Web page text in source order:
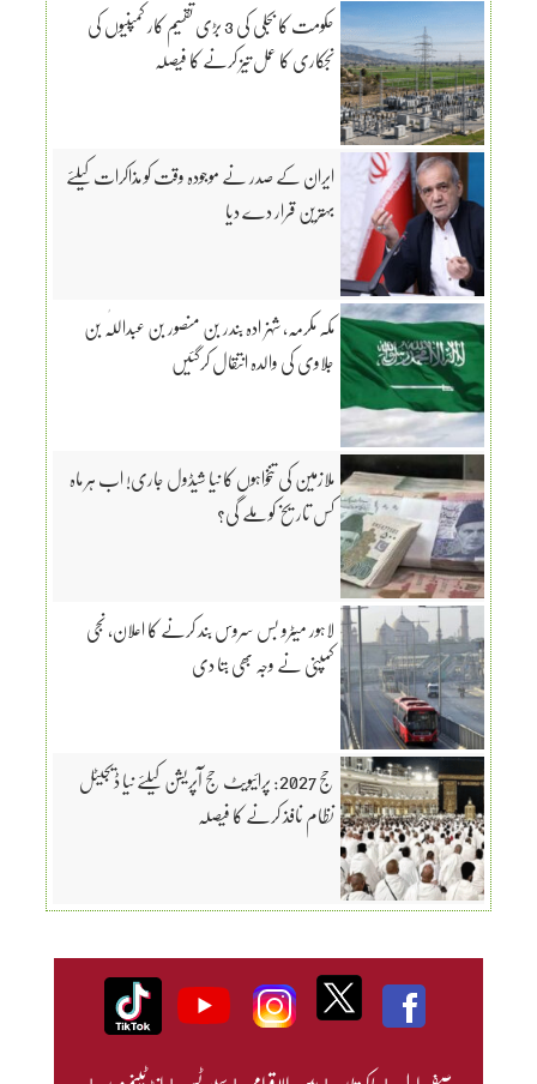
حکومت کا بجلی کی 3 بڑی تقسیم کار کمپنیوں کی
نجکاری کا عمل تیز کرنے کا فیصلہ
ایران کے صدر نے موجودہ وقت کو مذاکرات کیلئے
بہترین قرار دے دیا
مکہ مکرمہ، شہزادہ بندر بن منصور بن عبداللّٰہ بن
جلاوی کی والدہ انتقال کرگئیں
ملازمین کی تنخواہوں کا نیا شیڈول جاری! اب ہر ماہ
کس تاریخ کو ملے گی؟
لاہور میٹرو بس سروس بند کرنے کا اعلان، نجی
کمپنی نے وجہ بھی بتا دی
حج 2027: پرائیویٹ حج آپریشن کیلئے نیا ڈیجیٹل
نظام نافذ کرنے کا فیصلہ